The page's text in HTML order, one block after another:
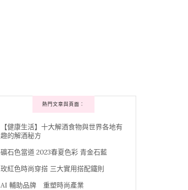
熱門文章與頁面︰
【健康生活】十大解酒食物與世界各地有
趣的解酒秘方
礦石色當道 2023春夏色彩 青金石藍
玫紅色時尚穿搭 三大實用搭配鐵則
AI 輔助品牌 重塑時尚產業